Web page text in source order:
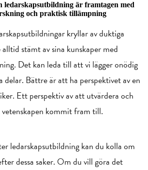
ledarskapsutbildning är framtagen med
och praktisk tillämpning
kryllar av duktiga
stämt av sina kunskaper med
Det kan leda till att vi lägger onödig
delar. Bättre är att ha perspektivet av en
Ett perspektiv av att utvärdera och
kommit fram till.
ledarskapsutbildning kan du kolla om
dessa saker. Om du vill göra det